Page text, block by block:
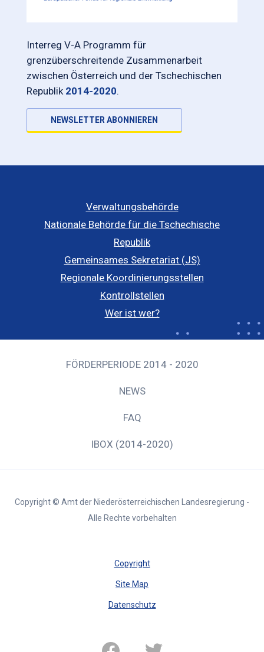
Interreg V-A Programm für
grenzüberschreitende Zusammenarbeit
zwischen Österreich und der Tschechischen
Republik 2014-2020.
NEWSLETTER ABONNIEREN
Verwaltungsbehörde
Nationale Behörde für die Tschechische
Republik
Gemeinsames Sekretariat (JS)
Regionale Koordinierungsstellen
Kontrollstellen
Wer ist wer?
FÖRDERPERIODE 2014 - 2020
NEWS
FAQ
IBOX (2014-2020)
Copyright © Amt der Niederösterreichischen Landesregierung -
Alle Rechte vorbehalten
Copyright
Site Map
Datenschutz